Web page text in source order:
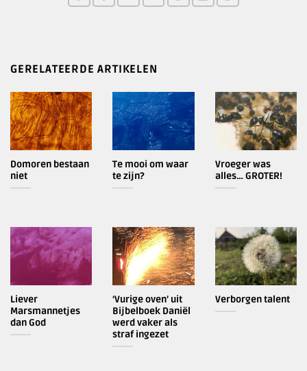
GERELATEERDE ARTIKELEN
Domoren bestaan
niet
Te mooi om waar
te zijn?
Vroeger was
alles… GROTER!
Liever
Marsmannetjes
dan God
‘Vurige oven’ uit
Bijbelboek Daniël
werd vaker als
straf ingezet
Verborgen talent